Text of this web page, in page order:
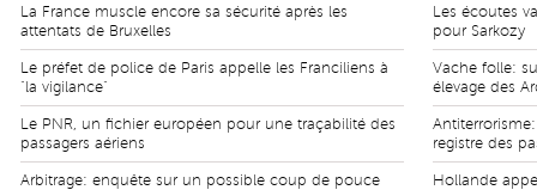
La France muscle encore sa sécurité après les
attentats de Bruxelles
Le préfet de police de Paris appelle les Franciliens à
"la vigilance"
Le PNR, un fichier européen pour une traçabilité des
passagers aériens
Arbitrage: enquête sur un possible coup de pouce
Les écoutes
pour Sarkozy
Vache folle:
élevage des
registre des
Hollande